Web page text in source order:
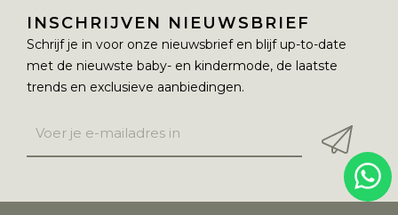
INSCHRIJVEN NIEUWSBRIEF
Schrijf je in voor onze nieuwsbrief en blijf up-to-date
met de nieuwste baby- en kindermode, de laatste
trends en exclusieve aanbiedingen.